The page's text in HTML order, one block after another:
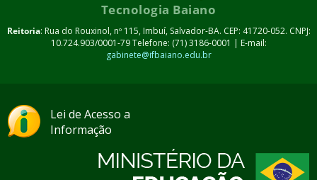
Tecnologia Baiano
Reitoria: Rua do Rouxinol, nº 115, Imbuí, Salvador-BA. CEP: 41720-052. CNPJ:
10.724.903/0001-79 Telefone: (71) 3186-0001 | E-mail:
gabinete@ifbaiano.edu.br
Lei de Acesso a
Informação